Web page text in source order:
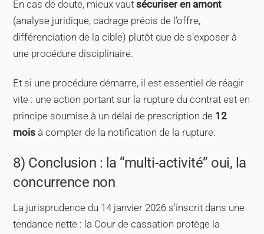
En cas de doute, mieux vautsécuriser en amont
(analyse juridique, cadrage précis de l’offre,
différenciation de la cible) plutôt que de s’exposer à
une procédure disciplinaire.
Et si une procédure démarre, il est essentiel de réagir
vite : une action portant sur la rupture du contrat est en
principe soumise à un délai de prescription de 12
mois à compter de la notification de la rupture.
8) Conclusion : la “multi-activité” oui, la
concurrence non
La jurisprudence du 14 janvier 2026 s’inscrit dans une
tendance nette : la Cour de cassation protège la